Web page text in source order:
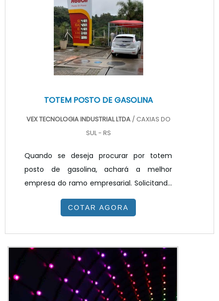
empresa transparente, vai até o site da
VEX Tecnologia. A empresa trabalha com
painel de LED para posto de combustível e
TOTEM POSTO DE GASOLINA
VEX TECNOLOGIA INDUSTRIAL LTDA / CAXIAS DO
SUL - RS
Quando se deseja procurar por totem
posto de gasolina, achará a melhor
empresa do ramo empresarial. Solicitando
um orçamento na melhor empresa do
segmento e encontrando a melhor em
colaboradores da VEX Tecnologia é
possível encontrar precisão com produtos
eletrônicos de qualidade para controle e
automação de processos.MAIS SOBRE
COTAR AGORA